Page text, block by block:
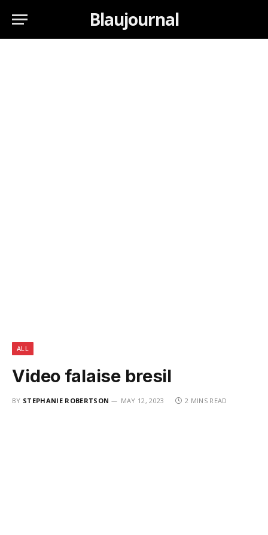
Blaujournal
ALL
Video falaise bresil
BY STEPHANIE ROBERTSON MAY 12, 2023 2 MINS READ